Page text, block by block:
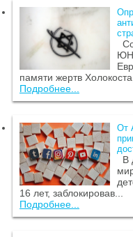
памяти жертв
Подробнее...
От
В
16 лет, заблокировав...
Подробнее...